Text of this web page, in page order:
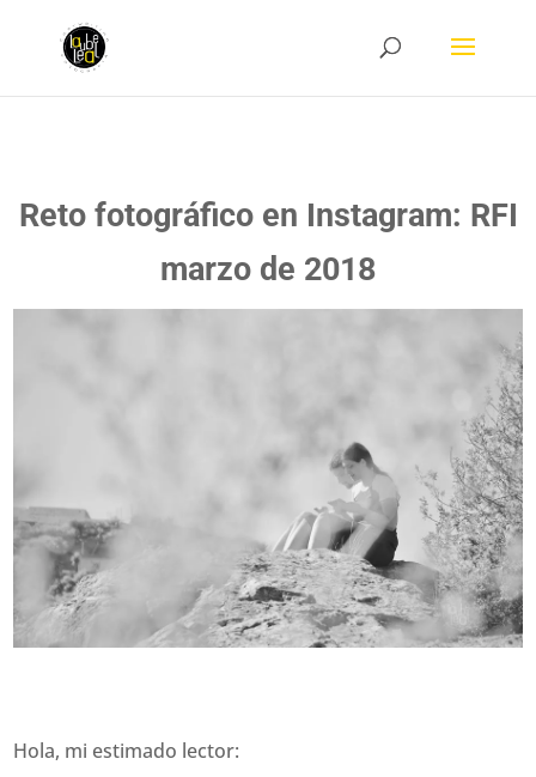
Reto fotográfico en Instagram: RFI
marzo de 2018
Hola, mi estimado lector: